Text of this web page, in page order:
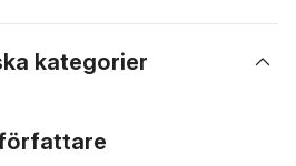
kategorier